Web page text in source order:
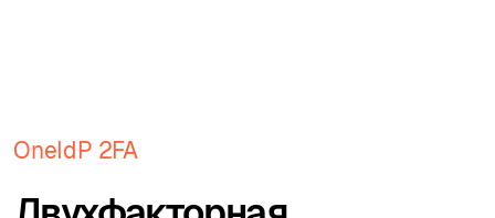
OneIdP 2FA